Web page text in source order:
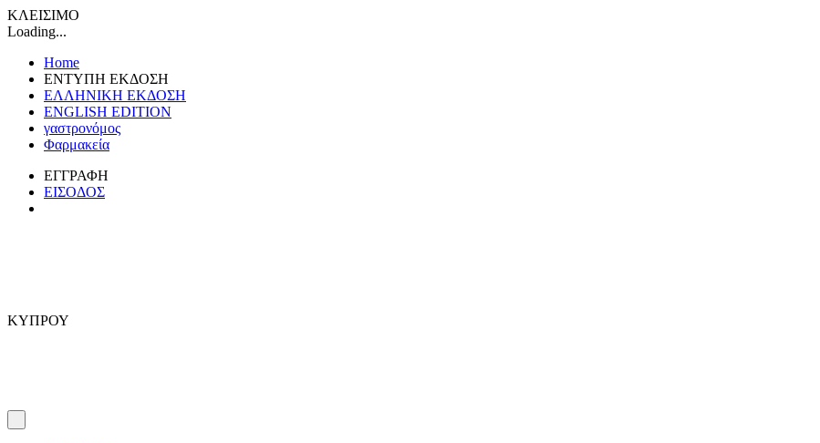
ΚΛΕΙΣΙΜΟ
Loading...
Home
ΕΝΤΥΠΗ ΕΚΔΟΣΗ
ΕΛΛΗΝΙΚΗ ΕΚΔΟΣΗ
ENGLISH EDITION
γαστρονόμος
Φαρμακεία
ΕΓΓΡΑΦΗ
ΕΙΣΟΔΟΣ
ΚΥΠΡΟΥ